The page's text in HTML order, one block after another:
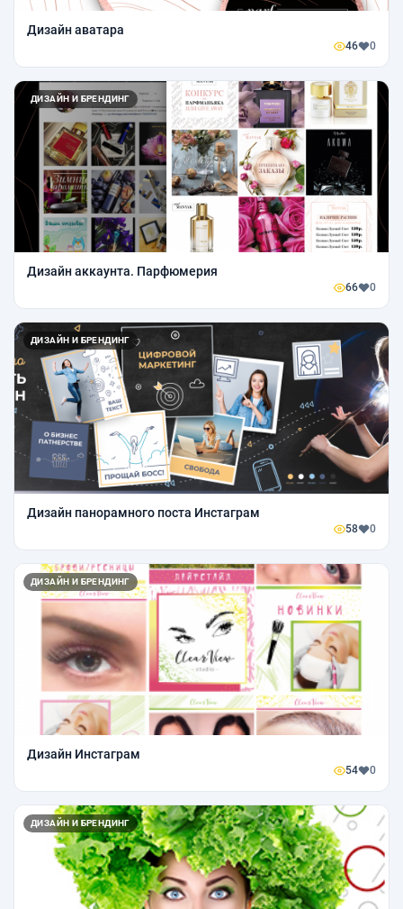
Дизайн аватара
46 0
ДИЗАЙН И БРЕНДИНГ
Дизайн аккаунта. Парфюмерия
66 0
ДИЗАЙН И БРЕНДИНГ
Дизайн панорамного поста Инстаграм
58 0
ДИЗАЙН И БРЕНДИНГ
Дизайн Инстаграм
54 0
ДИЗАЙН И БРЕНДИНГ